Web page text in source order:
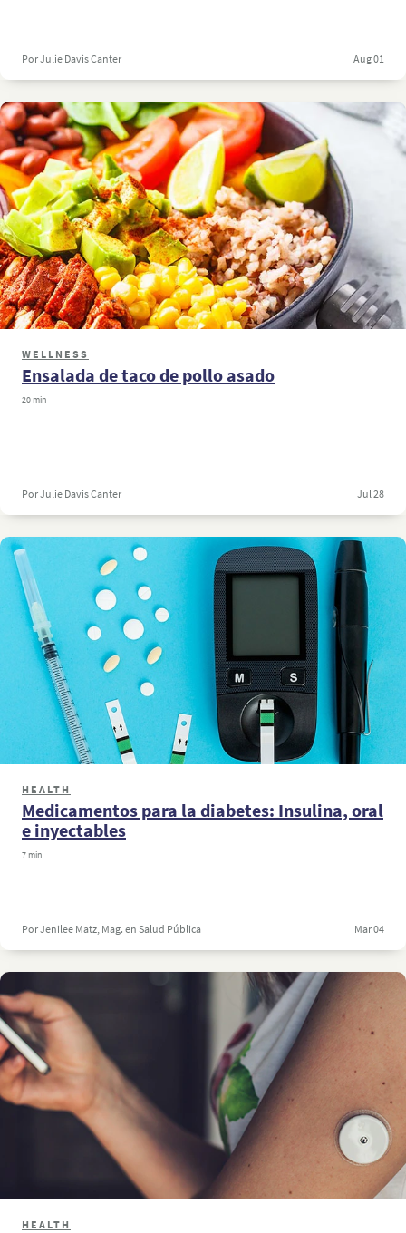
Por Julie Davis Canter Aug 01
WELLNESS
Ensalada de taco de pollo asado
20 min
Por Julie Davis Canter Jul 28
HEALTH
Medicamentos para la diabetes: Insulina, oral
e inyectables
7 min
Por Jenilee Matz, Mag. en Salud Pública Mar 04
HEALTH